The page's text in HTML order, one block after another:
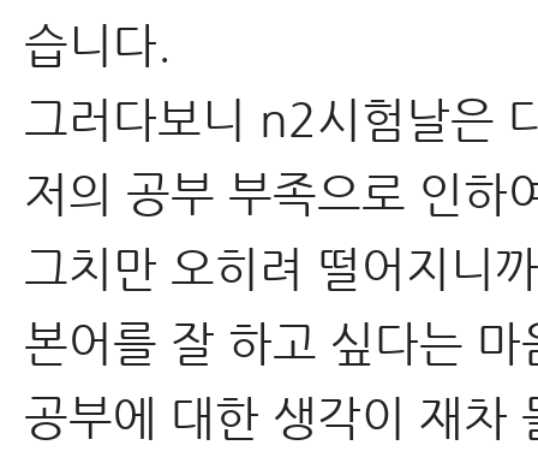
습니다.
그러다보니 n2시험날은
저의 공부 부족으로 인하
그치만 오히려 떨어지니
본어를 잘 하고 싶다는
공부에 대한 생각이 재차